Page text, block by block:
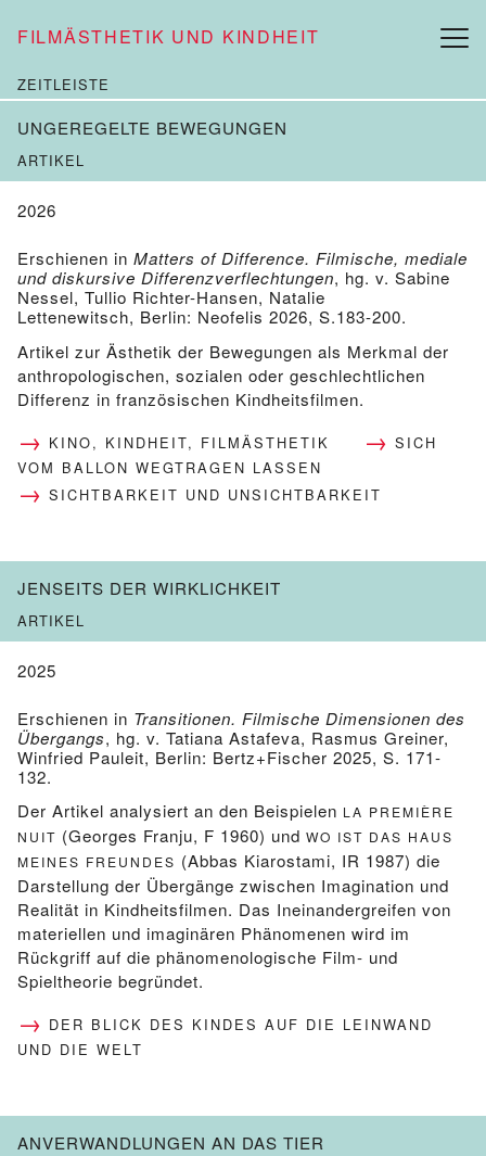
FILMÄSTHETIK UND KINDHEIT
ZEITLEISTE
UNGEREGELTE BEWEGUNGEN
ARTIKEL
2026
Erschienen in Matters of Difference. Filmische, mediale
und diskursive Differenzverflechtungen, hg. v. Sabine
Nessel, Tullio Richter-Hansen, Natalie
Lettenewitsch, Berlin: Neofelis 2026, S.183-200.
Artikel zur Ästhetik der Bewegungen als Merkmal der
anthropologischen, sozialen oder geschlechtlichen
Differenz in französischen Kindheitsfilmen.
KINO, KINDHEIT, FILMÄSTHETIK
SICH
VOM BALLON WEGTRAGEN LASSEN
SICHTBARKEIT UND UNSICHTBARKEIT
JENSEITS DER WIRKLICHKEIT
ARTIKEL
2025
Erschienen in Transitionen. Filmische Dimensionen des
Übergangs, hg. v. Tatiana Astafeva, Rasmus Greiner,
Winfried Pauleit, Berlin: Bertz+Fischer 2025, S. 171-
132.
Der Artikel analysiert an den Beispielen LA PREMIÈRE
NUIT (Georges Franju, F 1960) und WO IST DAS HAUS
MEINES FREUNDES (Abbas Kiarostami, IR 1987) die
Darstellung der Übergänge zwischen Imagination und
Realität in Kindheitsfilmen. Das Ineinandergreifen von
materiellen und imaginären Phänomenen wird im
Rückgriff auf die phänomenologische Film- und
Spieltheorie begründet.
DER BLICK DES KINDES AUF DIE LEINWAND
UND DIE WELT
ANVERWANDLUNGEN AN DAS TIER